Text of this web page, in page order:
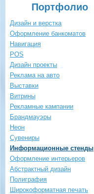
Портфолио
Дизайн и верстка
Оформление банкоматов
Навигация
POS
Дизайн проекты
Реклама на авто
Выставки
Витрины
Рекламные кампании
Брандмауэры
Неон
Сувениры
Информационные стенды
Оформление интерьеров
Абстрактный дизайн
Полиграфия
Широкоформатная печать